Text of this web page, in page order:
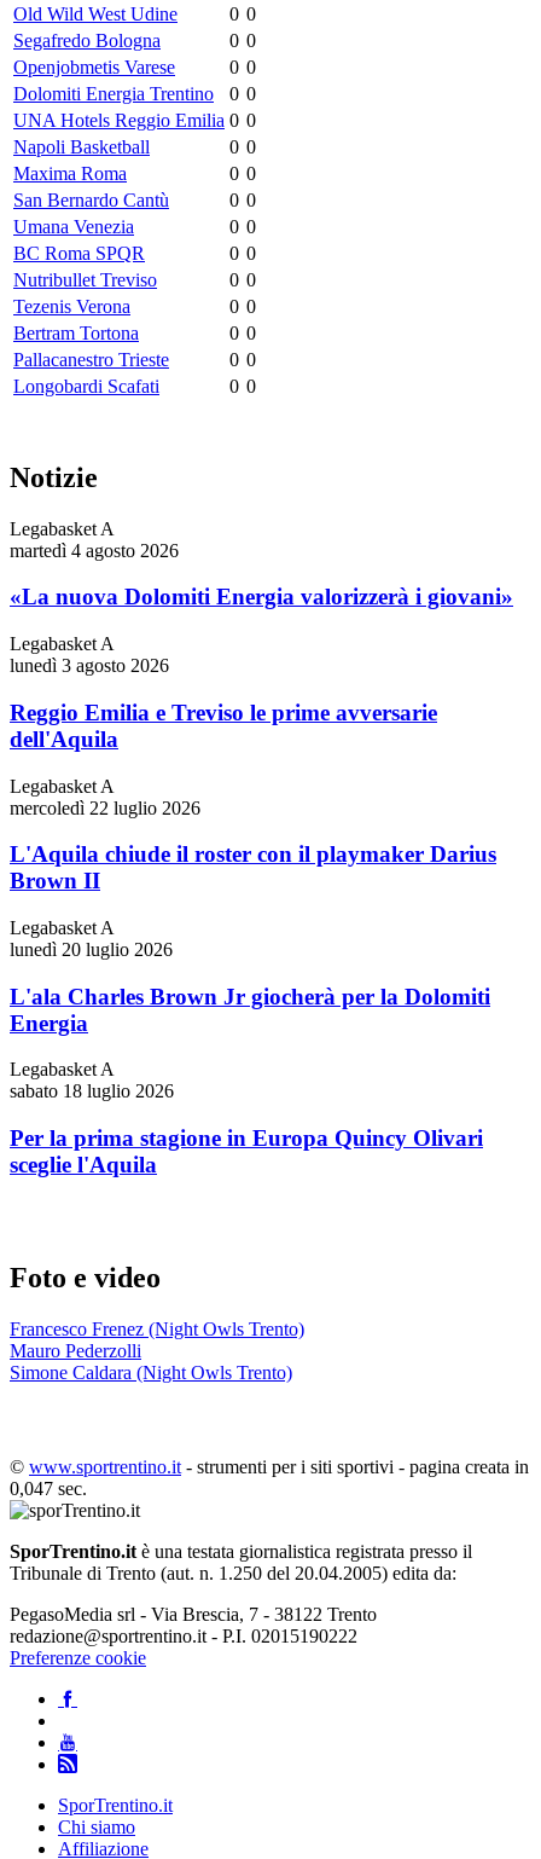
© www.sportrentino.it - strumenti per i siti sportivi - pagina creata in
0,047 sec.
Old Wild West Udine
0 0
Segafredo Bologna
0 0
Openjobmetis Varese
0 0
Dolomiti Energia Trentino
0 0
UNA Hotels Reggio Emilia 0 0
Napoli Basketball
0 0
Maxima Roma
0 0
San Bernardo Cantù
0 0
Umana Venezia
0 0
BC Roma SPQR
0 0
Nutribullet Treviso
0 0
Tezenis Verona
0 0
Bertram Tortona
0 0
Pallacanestro Trieste
0 0
Longobardi Scafati
0 0
Notizie
Legabasket A
martedì 4 agosto 2026
«La nuova Dolomiti Energia valorizzerà i giovani»
Legabasket A
lunedì 3 agosto 2026
Reggio Emilia e Treviso le prime avversarie
dell'Aquila
Legabasket A
mercoledì 22 luglio 2026
L'Aquila chiude il roster con il playmaker Darius
Brown II
Legabasket A
lunedì 20 luglio 2026
L'ala Charles Brown Jr giocherà per la Dolomiti
Energia
Legabasket A
sabato 18 luglio 2026
Per la prima stagione in Europa Quincy Olivari
sceglie l'Aquila
Foto e video
Francesco Frenez (Night Owls Trento)
Mauro Pederzolli
Simone Caldara (Night Owls Trento)
SporTrentino.it è una testata giornalistica registrata presso il
Tribunale di Trento (aut. n. 1.250 del 20.04.2005) edita da:
PegasoMedia srl - Via Brescia, 7 - 38122 Trento
redazione@sportrentino.it - P.I. 02015190222
Preferenze cookie
SporTrentino.it
Chi siamo
Affiliazione